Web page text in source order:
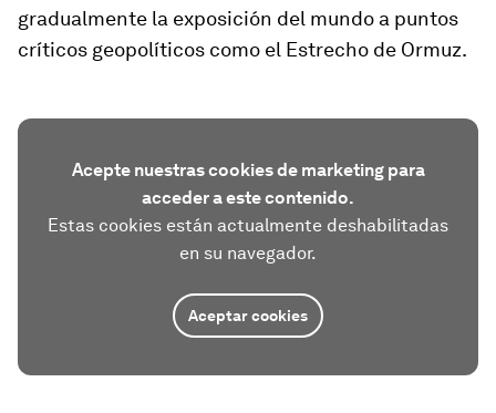
gradualmente la exposición del mundo a puntos
críticos geopolíticos como el Estrecho de Ormuz.
Acepte nuestras cookies de marketing para
acceder a este contenido.
Estas cookies están actualmente deshabilitadas
en su navegador.
Aceptar cookies